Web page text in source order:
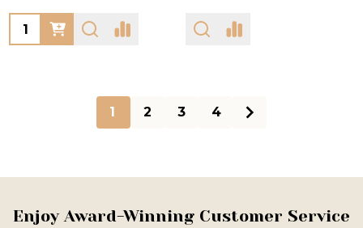
Quantity:
1 2 3 4
Footer
Enjoy Award-Winning Customer Service